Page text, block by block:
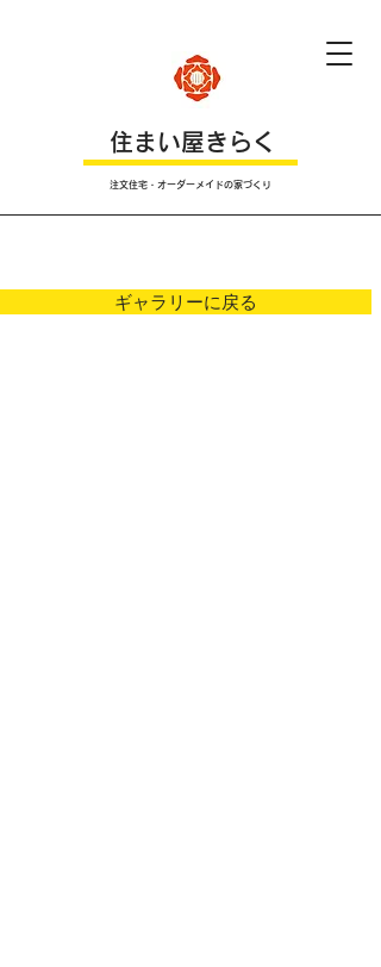
​住まい屋きらく
注文住宅・オーダーメイドの家づくり
ギャラリーに戻る